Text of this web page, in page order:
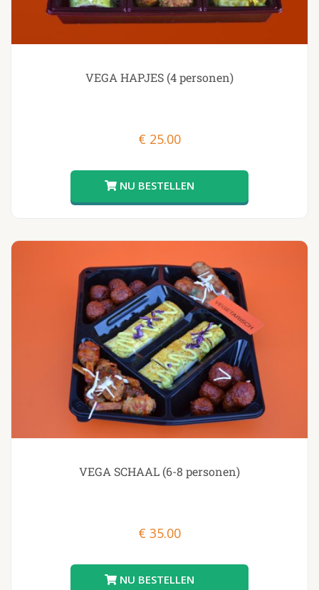
VEGA HAPJES (4 personen)
€ 25.00
VEGA SCHAAL (6-8 personen)
€ 35.00